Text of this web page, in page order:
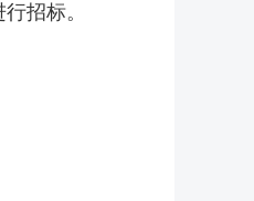
招标。